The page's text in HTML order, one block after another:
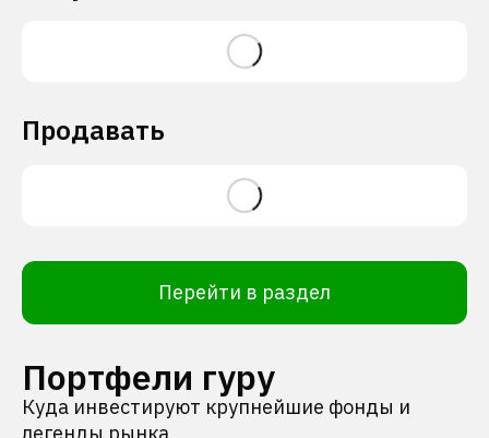
Продавать
Перейти в раздел
Портфели гуру
Куда инвестируют крупнейшие фонды и